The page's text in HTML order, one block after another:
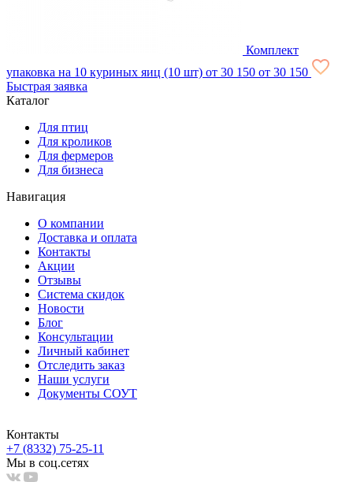
Комплект
упаковка на 10 куриных яиц (10 шт) от 30 150 от 30 150
Быстрая заявка
Каталог
Для птиц
Для кроликов
Для фермеров
Для бизнеса
Навигация
О компании
Доставка и оплата
Контакты
Акции
Отзывы
Система скидок
Новости
Блог
Консультации
Личный кабинет
Отследить заказ
Наши услуги
Документы СОУТ
Контакты
+7 (8332) 75-25-11
Мы в соц.сетях